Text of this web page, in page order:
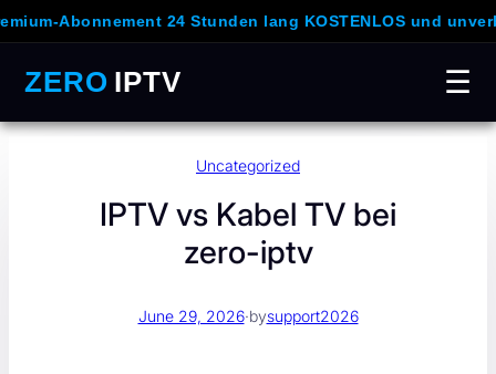
24 Stunden lang KOSTENLOS und unverbindlich!
ZERO IPTV ☰
Uncategorized
IPTV vs Kabel TV bei
zero-iptv
June 29, 2026·bysupport2026